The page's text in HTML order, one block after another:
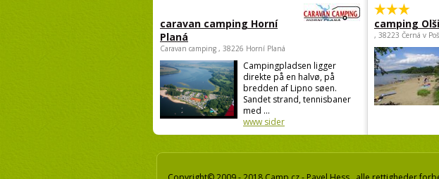
caravan camping Horní
Planá
Caravan camping , 38226 Horní Planá
Campingpladsen ligger
direkte på en halvø, på
bredden af Lipno søen.
Sandet strand, tennisbaner
med ...
www sider
camping
, 38223 Černá v